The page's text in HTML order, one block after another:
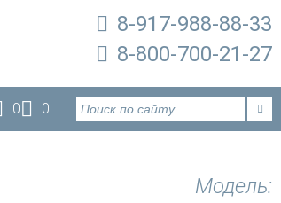
8-917-988-88-33
8-800-700-21-27
0 0
Модель: